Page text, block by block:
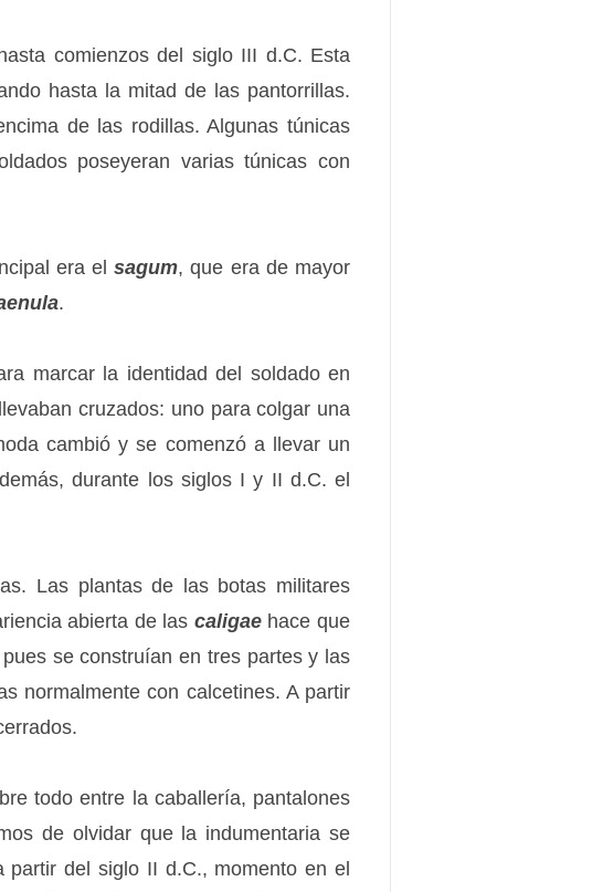
comienzos del siglo III d.C. Esta
hasta la mitad de las pantorrillas.
de las rodillas. Algunas túnicas
poseyeran varias túnicas con
era elsagum, que era de mayor
.
marcar la identidad del soldado en
cruzados: uno para colgar una
cambió y se comenzó a llevar un
durante los siglos I y II d.C. el
Las plantas de las botas militares
abierta de las caligaehace que
se construían en tres partes y las
normalmente con calcetines. A partir
todo entre la caballería, pantalones
de olvidar que la indumentaria se
del siglo II d.C., momento en el